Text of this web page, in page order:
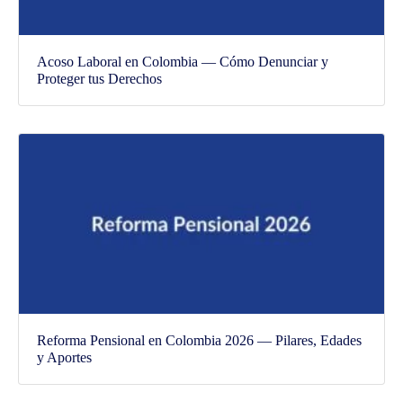
Acoso Laboral en Colombia — Cómo Denunciar y
Proteger tus Derechos
Reforma Pensional en Colombia 2026 — Pilares, Edades
y Aportes